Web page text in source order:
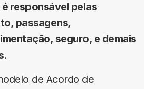
é responsável pelas
passagens,
seguro, e demais
.
de Acordo de